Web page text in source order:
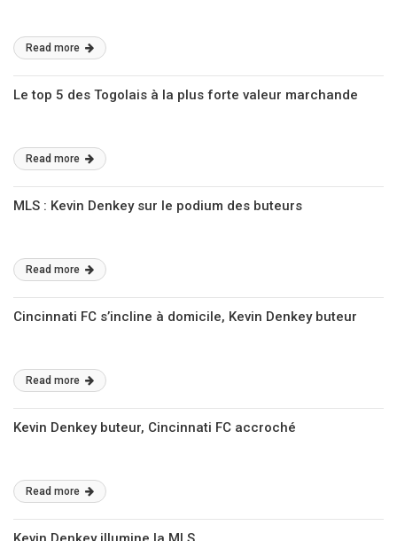
Read more
Le top 5 des Togolais à la plus forte valeur marchande
Read more
MLS : Kevin Denkey sur le podium des buteurs
Read more
Cincinnati FC s’incline à domicile, Kevin Denkey buteur
Read more
Kevin Denkey buteur, Cincinnati FC accroché
Read more